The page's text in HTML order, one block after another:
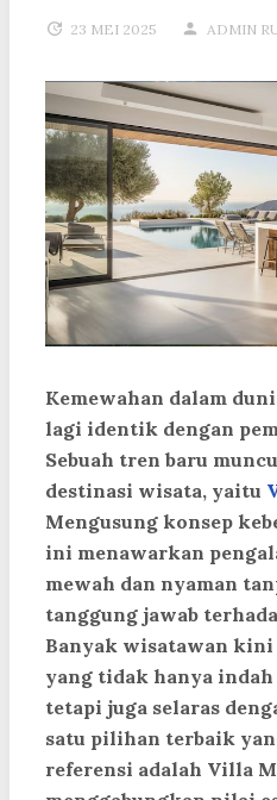
23 MEI 2025 ADMIN
Kemewahan dalam
lagi identik dengan
Sebuah tren baru
destinasi wisata, yaitu
Mengusung konsep
ini menawarkan
mewah dan nyaman
tanggung jawab
Banyak wisatawan
yang tidak hanya
tetapi juga selaras
satu pilihan terbaik
referensi adalah Villa